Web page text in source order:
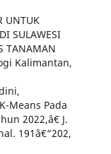
UNTUK
SULAWESI
TANAMAN
Kalimantan,
Means Pada
2022,â€ J.
191â€“202,